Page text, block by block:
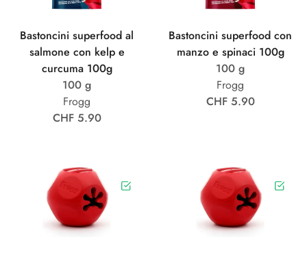
Bastoncini superfood al
salmone con kelp e
curcuma 100g
100 g
Frogg
CHF 5.90
Bastoncini superfood con
manzo e spinaci 100g
100 g
Frogg
CHF 5.90